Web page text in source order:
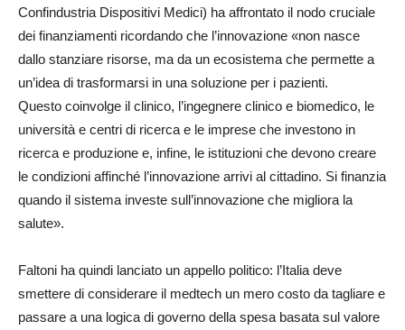
Confindustria Dispositivi Medici) ha affrontato il nodo cruciale
dei finanziamenti ricordando che l’innovazione «non nasce
dallo stanziare risorse, ma da un ecosistema che permette a
un’idea di trasformarsi in una soluzione per i pazienti.
Questo coinvolge il clinico, l’ingegnere clinico e biomedico, le
università e centri di ricerca e le imprese che investono in
ricerca e produzione e, infine, le istituzioni che devono creare
le condizioni affinché l’innovazione arrivi al cittadino. Si finanzia
quando il sistema investe sull’innovazione che migliora la
salute».
Faltoni ha quindi lanciato un appello politico: l’Italia deve
smettere di considerare il medtech un mero costo da tagliare e
passare a una logica di governo della spesa basata sul valore